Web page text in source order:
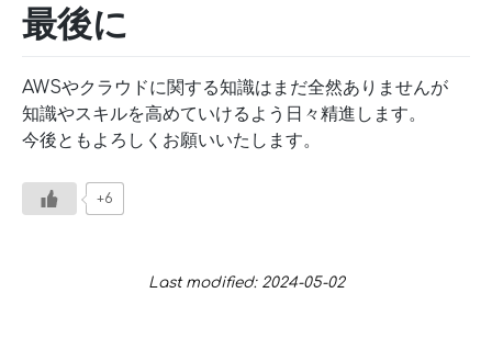
最後に
AWSやクラウドに関する知識はまだ全然ありませんが
知識やスキルを高めていけるよう日々精進します。
今後ともよろしくお願いいたします。
+6
Last modified: 2024-05-02